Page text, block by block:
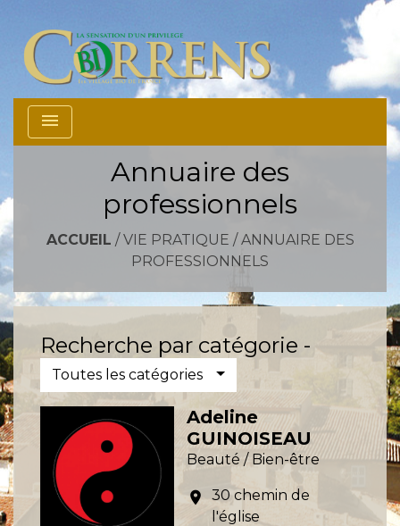
menu
Annuaire des
professionnels
ACCUEIL /VIE PRATIQUE /ANNUAIRE DES
PROFESSIONNELS
Recherche par catégorie -
Toutes les catégories
Adeline
GUINOISEAU
Beauté / Bien-être
location_on
30 chemin de
l'église